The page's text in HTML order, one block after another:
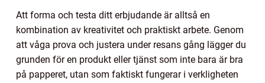
Att forma och testa ditt erbjudande är alltså en
kombination av kreativitet och praktiskt arbete. Genom
att våga prova och justera under resans gång lägger du
grunden för en produkt eller tjänst som inte bara är bra
på papperet, utan som faktiskt fungerar i verkligheten